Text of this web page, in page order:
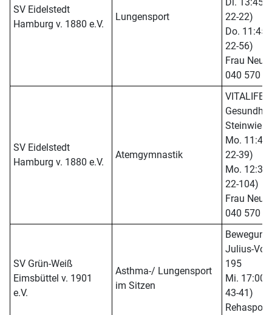
SV Eidelstedt
Hamburg v. 1880 e.V.
Lungensport
22-22)
Do. 11:45
22-56)
Frau
040 570
SV Eidelstedt
Hamburg v. 1880 e.V.
Atemgymnastik
VITALIFE
Mo. 11:45
22-39)
Mo. 12:30
22-104)
Frau
040 570
SV Grün-Weiß
Eimsbüttel v. 1901
e.V.
Asthma-/ Lungensport
im Sitzen
Julius-
195
Mi. 17:00
43-41)